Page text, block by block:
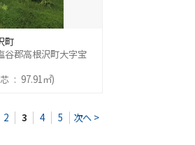
町
谷郡高根沢町大字宝
: 97.91㎡)
2 3 4 5 次へ >